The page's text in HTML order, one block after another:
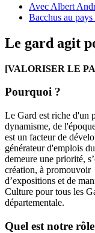
Avec Albert
Bacchus au
Le gard agit
[VALORISER LE
Pourquoi ?
Le Gard est riche d'un
dynamisme, de
est un facteur de
générateur d'emplois
demeure une priorité,
création, à promouvoir
d’expositions et de
Culture pour tous les
départementale.
Quel est notre